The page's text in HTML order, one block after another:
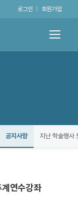
로그인 회원가입
공지사항 지난 학술행사
연수강좌